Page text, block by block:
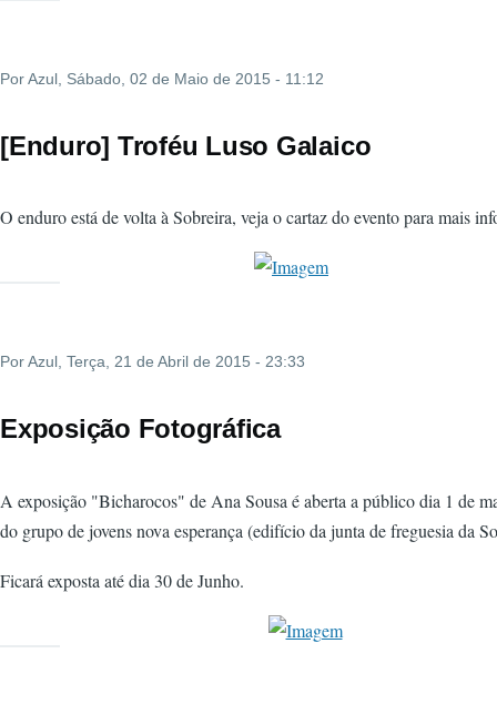
PorAzul , Sábado, 02 de Maio de 2015 - 11:12
[Enduro] Troféu Luso Galaico
O enduro está de volta à Sobreira, veja o cartaz do evento para mais
PorAzul, Terça, 21 de Abril de 2015 - 23:33
Exposição Fotográfica
A exposição "Bicharocos" de Ana Sousa é aberta a público dia 1 de
do grupo de jovens nova esperança (edifício da junta de freguesia da
Ficará exposta até dia 30 de Junho.